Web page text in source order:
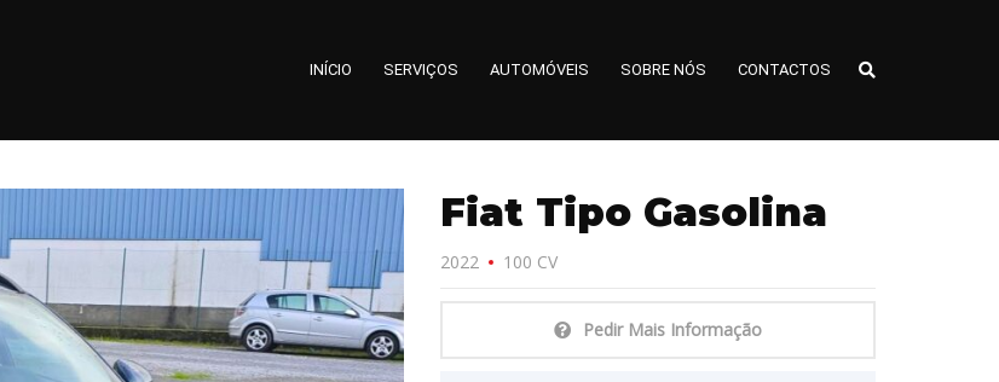
INÍCIO SERVIÇOS AUTOMÓVEIS SOBRE NÓS CONTACTOS
Fiat Tipo Gasolina
2022 100 CV
Pedir Mais Informação